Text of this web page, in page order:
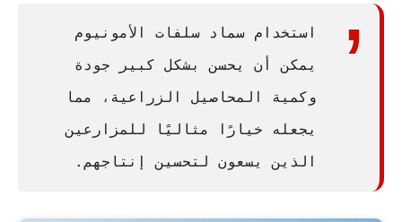
استخدام سماد سلفات الأمونيوم
يمكن أن يحسن بشكل كبير جودة
وكمية المحاصيل الزراعية، مما
يجعله خيارًا مثاليًا للمزارعين
الذين يسعون لتحسين إنتاجهم.